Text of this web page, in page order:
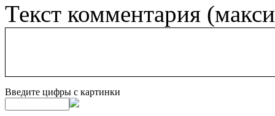
Текст комментария
Введите цифры с картинки